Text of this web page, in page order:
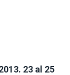
23 al 25